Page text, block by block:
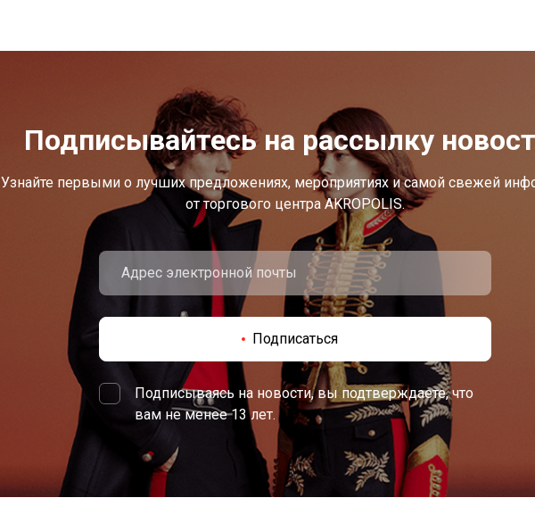
Подписывайтесь на рассылку
Узнайте первыми о лучших предложениях, мероприятиях и самой свежей
от торгового центра AKROPOLIS.
Подписаться
Подписываясь на новости, вы подтверждаете, что
вам не менее 13 лет.